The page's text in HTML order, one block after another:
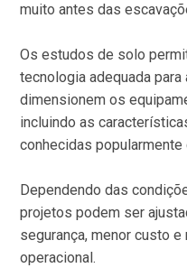
muito antes das
Os estudos de solo
tecnologia adequada
dimensionem os
incluindo as
conhecidas popularmente
Dependendo das
projetos podem ser
segurança, menor custo
operacional.